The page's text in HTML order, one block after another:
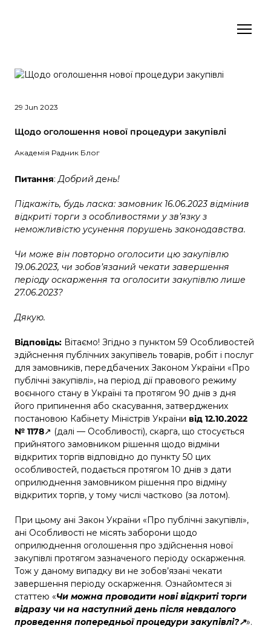
29 Jun 2023
Щодо оголошення нової процедури закупівлі
Академія Радник Блог
Питання:Добрий день!
Підкажіть, будь ласка: замовник 16.06.2023 відмінив
відкриті торги з особливостями у зв’язку з
неможливістю усунення порушень законодавства.
Чи може він повторно оголосити цю закупівлю
19.06.2023, чи зобов’язаний чекати завершення
періоду оскарження та оголосити закупівлю лише
27.06.2023?
Дякую.
Відповідь: Вітаємо! Згідно з пунктом 59 Особливостей
здійснення публічних закупівель товарів, робіт і послуг
для замовників, передбачених Законом України «Про
публічні закупівлі», на період дії правового режиму
воєнного стану в Україні та протягом 90 днів з дня
його припинення або скасування, затверджених
постановою Кабінету Міністрів України від 12.10.2022
№ 1178↗ (далі — Особливості), скарга, що стосується
прийнятого замовником рішення щодо відміни
відкритих торгів відповідно до пункту 50 цих
особливостей, подається протягом 10 днів з дати
оприлюднення замовником рішення про відміну
відкритих торгів, у тому числі частково (за лотом).
При цьому ані Закон України «Про публічні закупівлі»,
ані Особливості не місять заборони щодо
оприлюднення оголошення про здійснення нової
закупівлі протягом зазначеного періоду оскарження.
Тож у даному випадку ви не зобов’язані чекати
завершення періоду оскарження. Ознайомтеся зі
статтею «Чи можна проводити нові відкриті торги
відразу чи на наступний день після невдалого
проведення попередньої процедури закупівлі?↗».